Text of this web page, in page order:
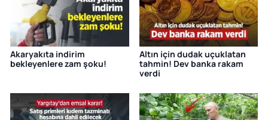
Akaryakıta indirim
bekleyenlere zam şoku!
Altın için dudak uçuklatan
tahmin! Dev banka rakam
verdi